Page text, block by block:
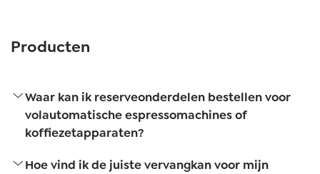
Producten
Waar kan ik reserveonderdelen bestellen voor
volautomatische espressomachines of
koffiezetapparaten?
Hoe vind ik de juiste vervangkan voor mijn